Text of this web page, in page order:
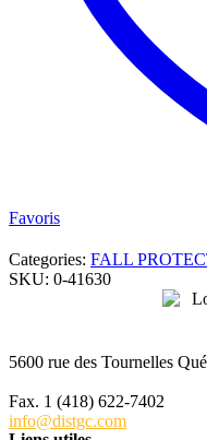
Favoris
Categories: FALL
SKU: 0-41630
5600 rue des Tournelles
Fax. 1 (418) 622-7402
info@distgc.com